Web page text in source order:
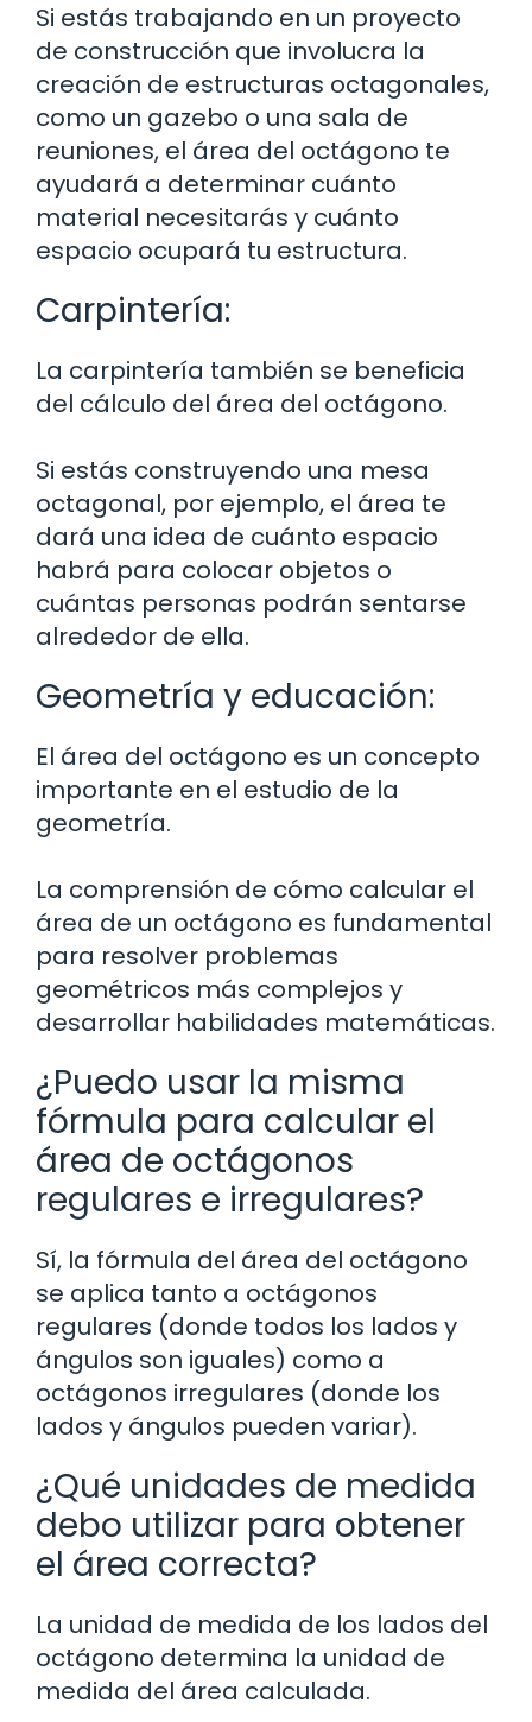
Si estás trabajando en un proyecto
de construcción que involucra la
creación de estructuras octagonales,
como un gazebo o una sala de
reuniones, el área del octágono te
ayudará a determinar cuánto
material necesitarás y cuánto
espacio ocupará tu estructura.
Carpintería:
La carpintería también se beneficia
del cálculo del área del octágono.
Si estás construyendo una mesa
octagonal, por ejemplo, el área te
dará una idea de cuánto espacio
habrá para colocar objetos o
cuántas personas podrán sentarse
alrededor de ella.
Geometría y educación:
El área del octágono es un concepto
importante en el estudio de la
geometría.
La comprensión de cómo calcular el
área de un octágono es fundamental
para resolver problemas
geométricos más complejos y
desarrollar habilidades matemáticas.
¿Puedo usar la misma
fórmula para calcular el
área de octágonos
regulares e irregulares?
Sí, la fórmula del área del octágono
se aplica tanto a octágonos
regulares (donde todos los lados y
ángulos son iguales) como a
octágonos irregulares (donde los
lados y ángulos pueden variar).
¿Qué unidades de medida
debo utilizar para obtener
el área correcta?
La unidad de medida de los lados del
octágono determina la unidad de
medida del área calculada.